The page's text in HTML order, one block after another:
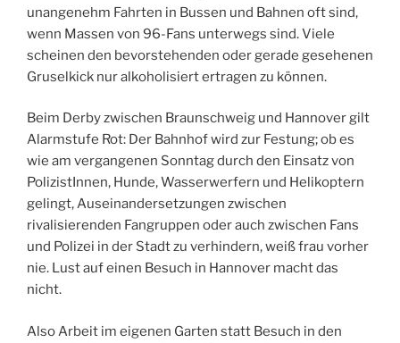
unangenehm Fahrten in Bussen und Bahnen oft sind,
wenn Massen von 96-Fans unterwegs sind. Viele
scheinen den bevorstehenden oder gerade gesehenen
Gruselkick nur alkoholisiert ertragen zu können.
Beim Derby zwischen Braunschweig und Hannover gilt
Alarmstufe Rot: Der Bahnhof wird zur Festung; ob es
wie am vergangenen Sonntag durch den Einsatz von
PolizistInnen, Hunde, Wasserwerfern und Helikoptern
gelingt, Auseinandersetzungen zwischen
rivalisierenden Fangruppen oder auch zwischen Fans
und Polizei in der Stadt zu verhindern, weiß frau vorher
nie. Lust auf einen Besuch in Hannover macht das
nicht.
Also Arbeit im eigenen Garten statt Besuch in den